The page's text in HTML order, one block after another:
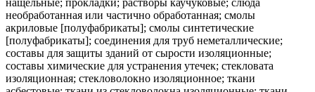
необработанная или частично обработанная; смолы
акриловые [полуфабрикаты]; смолы синтетические
[полуфабрикаты]; соединения для труб неметаллические;
составы для защиты зданий от сырости изоляционные;
составы химические для устранения утечек; стекловата
изоляционная; стекловолокно изоляционное; ткани